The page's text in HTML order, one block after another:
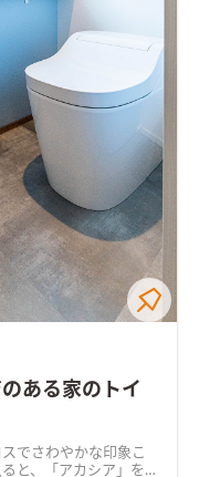
ある家のトイ
でさわやかな印象 こ
と、「アカシア」を基